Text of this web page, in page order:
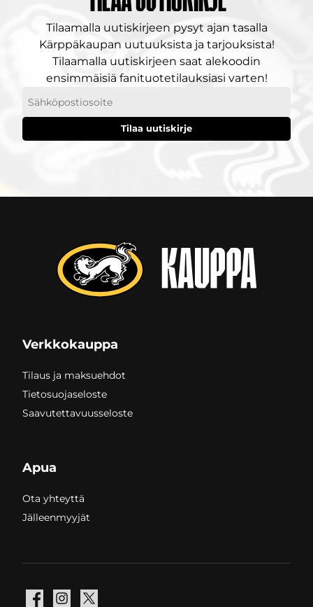
Tilaamalla uutiskirjeen pysyt ajan tasalla
Kärppäkaupan uutuuksista ja tarjouksista!
Tilaamalla uutiskirjeen saat alekoodin
ensimmäisiä fanituotetilauksiasi varten!
Verkkokauppa
Tilaus ja maksuehdot
Tietosuojaseloste
Saavutettavuusseloste
Apua
Ota yhteyttä
Jälleenmyyjät
FacebookInstagram
X